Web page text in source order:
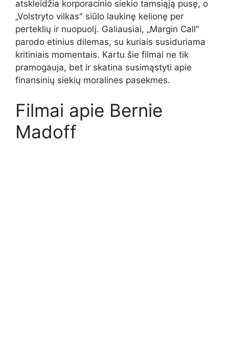
atskleidžia korporacinio siekio tamsiąją pusę, o
„Volstryto vilkas" siūlo laukinę kelionę per
perteklių ir nuopuolį. Galiausiai, „Margin Call"
parodo etinius dilemas, su kuriais susiduriama
kritiniais momentais. Kartu šie filmai ne tik
pramogauja, bet ir skatina susimąstyti apie
finansinių siekių moralines pasekmes.
Filmai apie Bernie
Madoff